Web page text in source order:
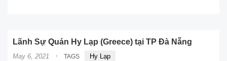
Lãnh Sự Quán Hy Lạp (Greece) tại TP Đà Nẵng
May 6, 2021 · TAGS Hy Lạp